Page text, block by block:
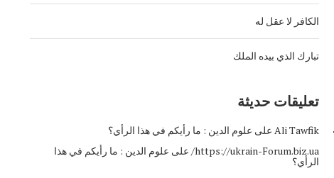
الكافر لا عقل له
تبارك الذي بيده الملك
تعليقات حديثة
Ali Tawfik على علوم الدين : ما رأيكم في هذا الرأي؟
https://ukrain-Forum.biz.ua/ على علوم الدين : ما رأيكم في هذا
الرأي؟